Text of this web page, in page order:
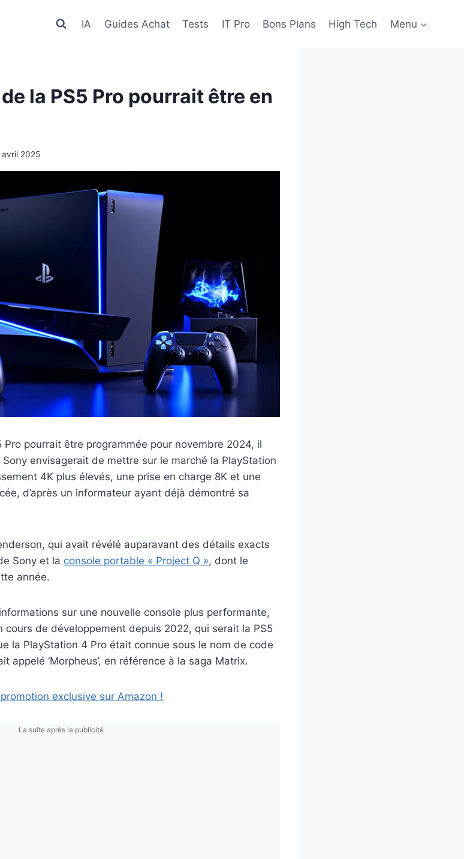
IA Guides Achat Tests IT Pro Bons Plans High Tech Menu
la PS5 Pro pourrait être en
avril 2025
pourrait être programmée pour novembre 2024, il
Sony envisagerait de mettre sur le marché la PlayStation
4K plus élevés, une prise en charge 8K et une
d’après un informateur ayant déjà démontré sa
qui avait révélé auparavant des détails exacts
Sony et la console portable « Project Q », dont le
année.
sur une nouvelle console plus performante,
cours de développement depuis 2022, qui serait la PS5
la PlayStation 4 Pro était connue sous le nom de code
appelé ‘Morpheus’, en référence à la saga Matrix.
exclusive sur Amazon !
La suite après la publicité